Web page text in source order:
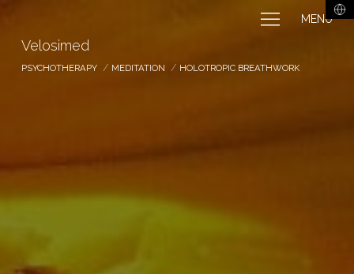
Velosimed
PSYCHOTHERAPY MEDITATION HOLOTROPIC BREATHWORK
MENU